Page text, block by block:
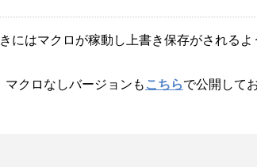
にはマクロが稼動し上書き保存がされるよ
マクロなしバージョンも こちらで公開して